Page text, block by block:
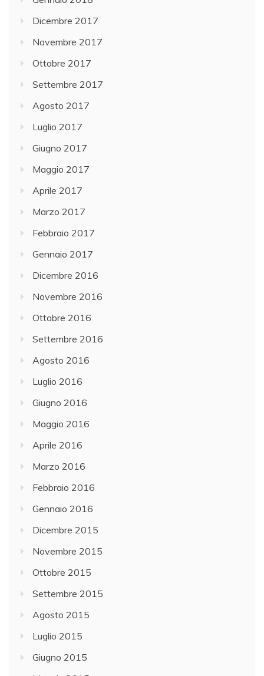
Dicembre 2017
Novembre 2017
Ottobre 2017
Settembre 2017
Agosto 2017
Luglio 2017
Giugno 2017
Maggio 2017
Aprile 2017
Marzo 2017
Febbraio 2017
Gennaio 2017
Dicembre 2016
Novembre 2016
Ottobre 2016
Settembre 2016
Agosto 2016
Luglio 2016
Giugno 2016
Maggio 2016
Aprile 2016
Marzo 2016
Febbraio 2016
Gennaio 2016
Dicembre 2015
Novembre 2015
Ottobre 2015
Settembre 2015
Agosto 2015
Luglio 2015
Giugno 2015